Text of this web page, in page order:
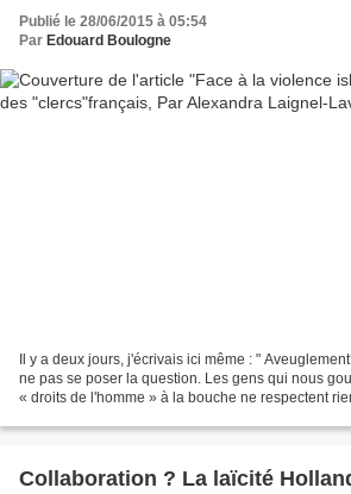
Publié le 28/06/2015 à 05:54
Par Edouard Boulogne
Il y a deux jours, j'écrivais ici même : "
ne pas se poser la question. Les gens qui nous
« droits de l'homme » à la bouche ne respectent
Collaboration ? La laïcité